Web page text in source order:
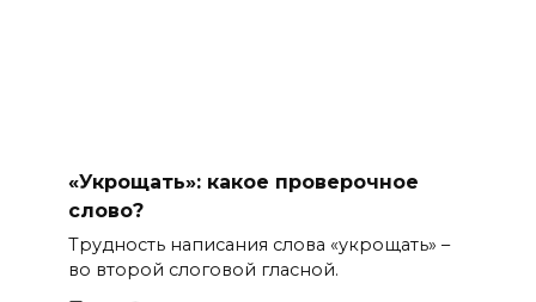
«Укрощать»: какое проверочное
слово?
Трудность написания слова «укрощать» –
во второй слоговой гласной.